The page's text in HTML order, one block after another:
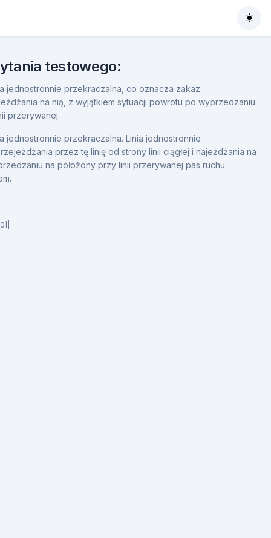
testowego:
jednostronnie przekraczalna, co oznacza zakaz
na nią, z wyjątkiem sytuacji powrotu po wyprzedzaniu
przerywanej.
jednostronnie przekraczalna. Linia jednostronnie
przez tę linię od strony linii ciągłej i najeżdżania na
na położony przy linii przerywanej pas ruchu